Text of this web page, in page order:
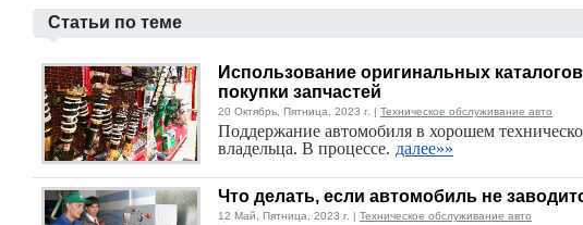
Статьи по теме
Использование оригинальных
покупки запчастей
20 Октябрь, Пятница, 2023 г. | Техническое обслуживание авто
Поддержание автомобиля в хорошем
владельца. В процессе. далее»»
Что делать, если автомобиль не
12 Май, Пятница, 2023 г. | Техническое обслуживание авто